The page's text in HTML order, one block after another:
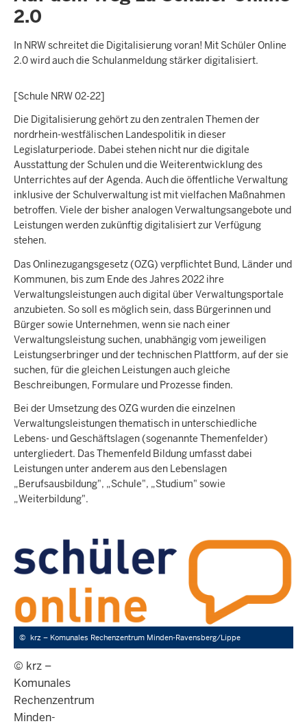
2.0
In NRW schreitet die Digitalisierung voran! Mit Schüler Online
2.0 wird auch die Schulanmeldung stärker digitalisiert.
[Schule NRW 02-22]
Die Digitalisierung gehört zu den zentralen Themen der
nordrhein-westfälischen Landespolitik in dieser
Legislaturperiode. Dabei stehen nicht nur die digitale
Ausstattung der Schulen und die Weiterentwicklung des
Unterrichtes auf der Agenda. Auch die öffentliche Verwaltung
inklusive der Schulverwaltung ist mit vielfachen Maßnahmen
betroffen. Viele der bisher analogen Verwaltungsangebote und
Leistungen werden zukünftig digitalisiert zur Verfügung
stehen.
Das Onlinezugangsgesetz (OZG) verpflichtet Bund, Länder und
Kommunen, bis zum Ende des Jahres 2022 ihre
Verwaltungsleistungen auch digital über Verwaltungsportale
anzubieten. So soll es möglich sein, dass Bürgerinnen und
Bürger sowie Unternehmen, wenn sie nach einer
Verwaltungsleistung suchen, unabhängig vom jeweiligen
Leistungserbringer und der technischen Plattform, auf der sie
suchen, für die gleichen Leistungen auch gleiche
Beschreibungen, Formulare und Prozesse finden.
Bei der Umsetzung des OZG wurden die einzelnen
Verwaltungsleistungen thematisch in unterschiedliche
Lebens- und Geschäftslagen (sogenannte Themenfelder)
untergliedert. Das Themenfeld Bildung umfasst dabei
Leistungen unter anderem aus den Lebenslagen
„Berufsausbildung", „Schule", „Studium" sowie
„Weiterbildung".
© krz – Komunales Rechenzentrum Minden-Ravensberg/Lippe
© krz –
Komunales
Rechenzentrum
Minden-